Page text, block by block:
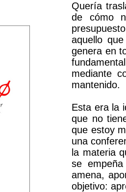
Quería
de cómo
aquello
genera en
mediante
mantenido.
Esta era la
que no
que estoy
una
la materia
se
amena,
objetivo: